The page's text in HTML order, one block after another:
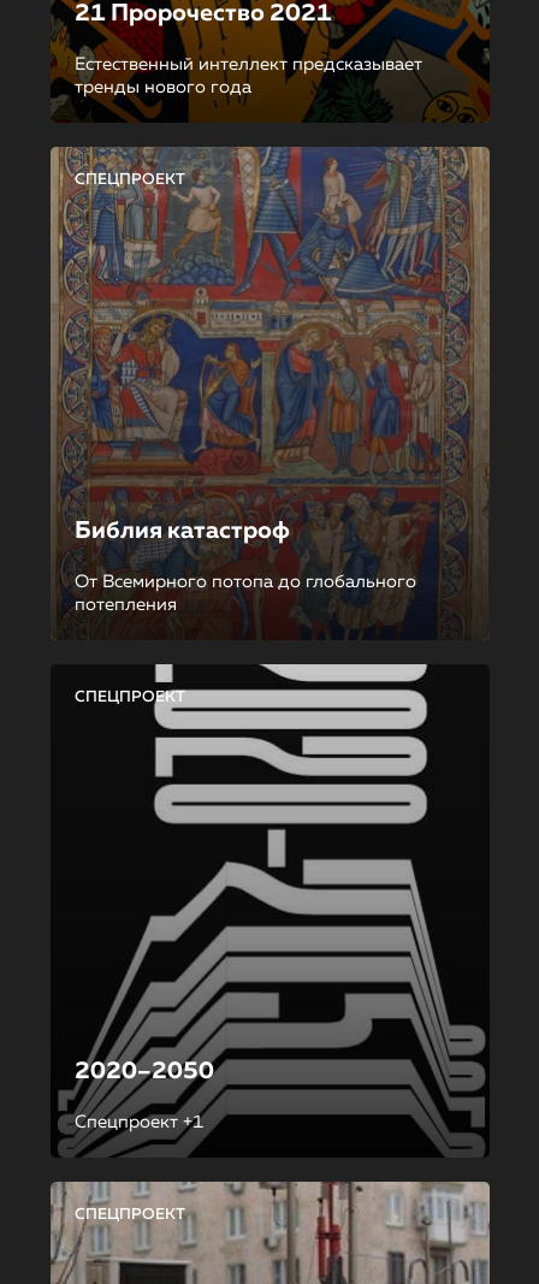
21 Пророчество 2021
Естественный интеллект предсказывает
тренды нового года
СПЕЦПРОЕКТ
Библия катастроф
От Всемирного потопа до глобального
потепления
СПЕЦПРОЕКТ
2020–2050
Спецпроект +1
СПЕЦПРОЕКТ